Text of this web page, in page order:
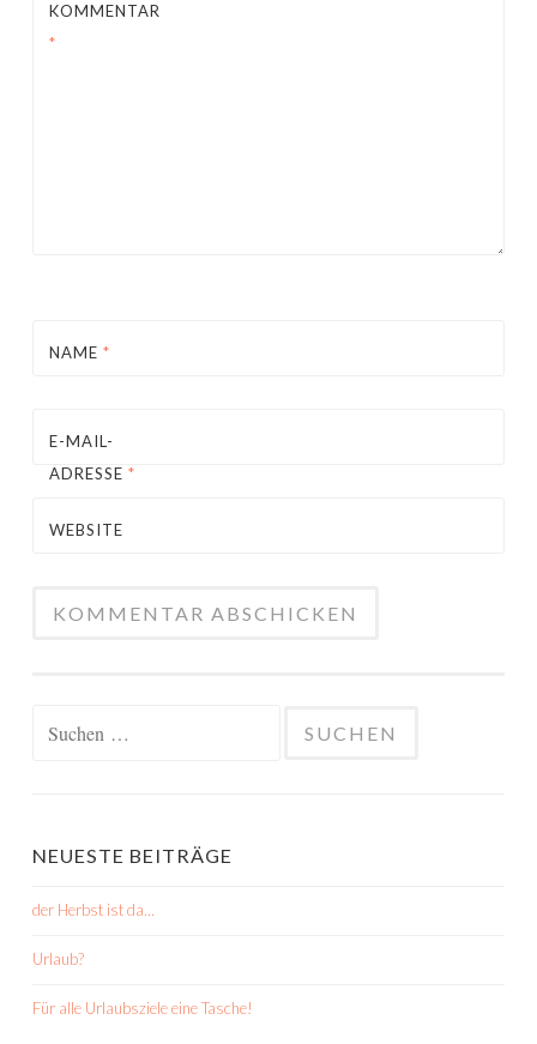
KOMMENTAR
*
NAME *
E-MAIL-
ADRESSE *
WEBSITE
NEUESTE BEITRÄGE
der Herbst ist da…
Urlaub?
Für alle Urlaubsziele eine Tasche!